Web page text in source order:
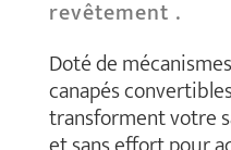
revêtement .
Doté de
canapés
transforment votre